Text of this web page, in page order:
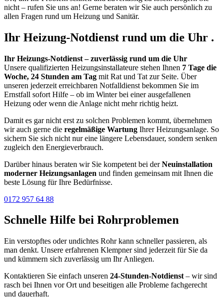
nicht – rufen Sie uns an! Gerne beraten wir Sie auch persönlich zu
allen Fragen rund um Heizung und Sanitär.
Ihr Heizung-Notdienst rund um die Uhr .
Ihr Heizungs-Notdienst – zuverlässig rund um die Uhr
Unsere qualifizierten Heizungsinstallateure stehen Ihnen 7 Tage die
Woche, 24 Stunden am Tag mit Rat und Tat zur Seite. Über
unseren jederzeit erreichbaren Notfalldienst bekommen Sie im
Ernstfall sofort Hilfe – ob im Winter bei einer ausgefallenen
Heizung oder wenn die Anlage nicht mehr richtig heizt.
Damit es gar nicht erst zu solchen Problemen kommt, übernehmen
wir auch gerne die regelmäßige Wartung Ihrer Heizungsanlage. So
sichern Sie sich nicht nur eine längere Lebensdauer, sondern senken
zugleich den Energieverbrauch.
Darüber hinaus beraten wir Sie kompetent bei derNeuinstallation
moderner Heizungsanlagen und finden gemeinsam mit Ihnen die
beste Lösung für Ihre Bedürfnisse.
0172 957 64 88
Schnelle Hilfe bei Rohrproblemen
Ein verstopftes oder undichtes Rohr kann schneller passieren, als
man denkt. Unsere erfahrenen Klempner sind jederzeit für Sie da
und kümmern sich zuverlässig um Ihr Anliegen.
Kontaktieren Sie einfach unseren 24-Stunden-Notdienst – wir sind
rasch bei Ihnen vor Ort und beseitigen alle Probleme fachgerecht
und dauerhaft.